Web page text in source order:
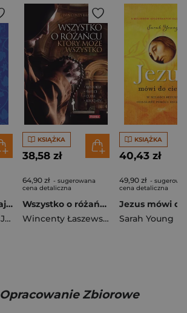
Kobieta. Boska tajemnica
Judyta Syrek
KSIĄŻKA
38,58 zł
64,90 zł - sugerowana
cena detaliczna
Wszystko o różańcu który może wszystko
Wincenty Łaszewski
KSIĄŻKA
40,43 zł
49,90 zł -
cena detaliczna
Sarah Young
Opracowanie Zbiorowe